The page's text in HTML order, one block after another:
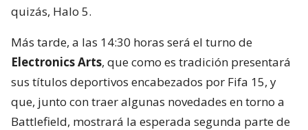
quizás, Halo 5.
Más tarde, a las 14:30 horas será el turno de
Electronics Arts, que como es tradición presentará
sus títulos deportivos encabezados por Fifa 15, y
que, junto con traer algunas novedades en torno a
Battlefield, mostrará la esperada segunda parte de